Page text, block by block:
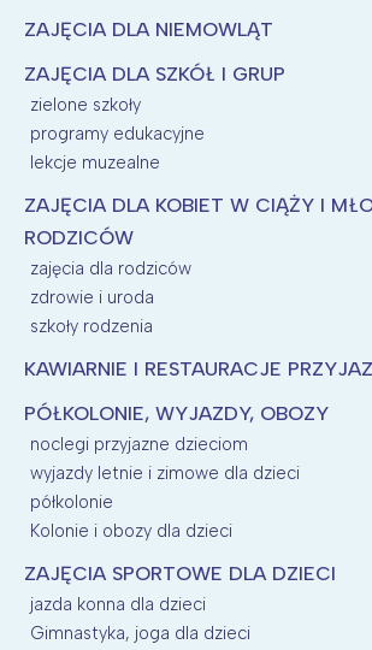
ZAJĘCIA DLA NIEMOWLĄT
ZAJĘCIA DLA SZKÓŁ I GRUP
zielone szkoły
programy edukacyjne
lekcje muzealne
ZAJĘCIA DLA KOBIET W CIĄŻY I
RODZICÓW
zajęcia dla rodziców
zdrowie i uroda
szkoły rodzenia
KAWIARNIE I RESTAURACJE
PÓŁKOLONIE, WYJAZDY, OBOZY
noclegi przyjazne dzieciom
wyjazdy letnie i zimowe dla dzieci
półkolonie
Kolonie i obozy dla dzieci
ZAJĘCIA SPORTOWE DLA DZIECI
jazda konna dla dzieci
Gimnastyka, joga dla dzieci
Wybieram